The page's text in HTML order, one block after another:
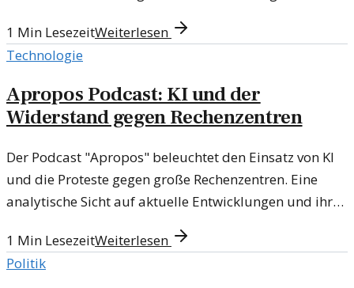
1 Min LesezeitWeiterlesen
Technologie
Apropos Podcast: KI und der
Widerstand gegen Rechenzentren
Der Podcast "Apropos" beleuchtet den Einsatz von KI
und die Proteste gegen große Rechenzentren. Eine
analytische Sicht auf aktuelle Entwicklungen und ihre
1 Min LesezeitWeiterlesen
Politik